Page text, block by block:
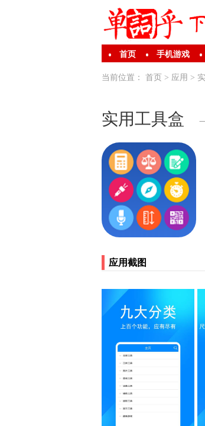
首页 手机游戏
当前位置： 首页 > 应用 >
实用工具盒
应用截图